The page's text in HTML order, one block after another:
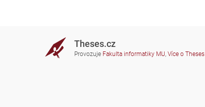
Theses.cz
Provozuje Fakulta informatiky MU, Více o Theses